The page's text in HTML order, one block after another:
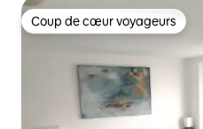
Coup de cœur voyageurs
Coup de cœur voyageurs